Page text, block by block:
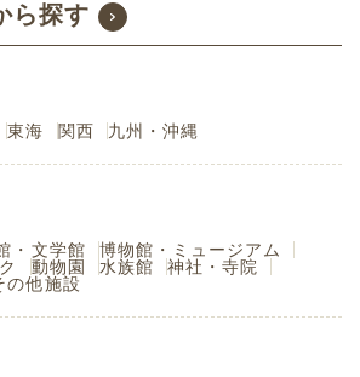
ら探す
東海 関西 九州・沖縄
・文学館
博物館・ミュージアム
動物園 水族館
神社・寺院
の他施設